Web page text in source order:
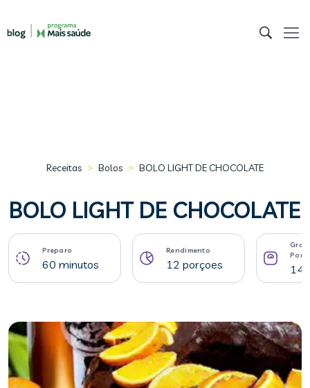
Receitas > Bolos > BOLO LIGHT DE CHOCOLATE
BOLO LIGHT DE CHOCOLATE
Preparo
60 minutos
Rendimento
12 porçoes